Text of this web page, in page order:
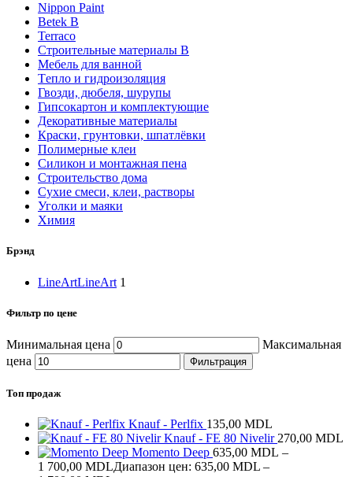
Nippon Paint
Betek B
Terraco
Строительные материалы В
Мебель для ванной
Tепло и гидроизоляция
Гвозди, дюбеля, шурупы
Гипсокартон и комплектующие
Декоративные материалы
Краски, грунтовки, шпатлёвки
Полимерные клеи
Силикон и монтажная пена
Строительство дома
Сухие смеси, клеи, растворы
Уголки и маяки
Химия
Брэнд
LineArtLineArt 1
Фильтр по цене
Минимальная цена
Максимальная
цена
Фильтрация
Топ продаж
Knauf - Perlfix 135,00 MDL
Knauf - FE 80 Nivelir 270,00 MDL
Momento Deep 635,00 MDL –
1 700,00 MDLДиапазон цен: 635,00 MDL –